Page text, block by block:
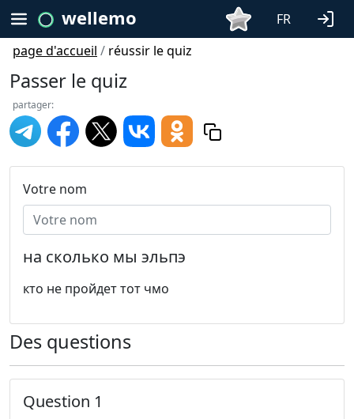
wellemo
FR
page d'accueil / réussir le quiz
Passer le quiz
partager:
Votre nom
на сколько мы эльпэ
кто не пройдет тот чмо
Des questions
Question 1